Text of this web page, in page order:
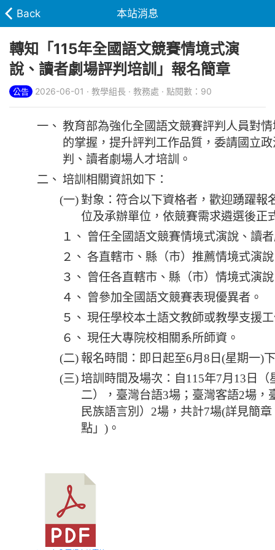
Back 本站消息
轉知「115年全國語文競賽情境式演
說、讀者劇場評判培訓」報名簡章
公告 2026-06-01 · 教學組長 · 教務處 · 點閱數：90
一、 教育部為強化全國語文競賽評判人員對
的掌握，提升評判工作品質，委請國立
判、讀者劇場人才培訓。
二、 培訓相關資訊如下：
(一)對象：符合以下資格者，歡迎踴躍報
位及承辦單位，依競賽需求遴選後正
１、 曾任全國語文競賽情境式演說、讀
２、 各直轄市、縣（市）推薦情境式演
３、 曾任各直轄市、縣（市）情境式演
４、 曾參加全國語文競賽表現優異者。
５、 現任學校本土語文教師或教學支援
６、 現任大專院校相關系所師資。
(二) 報名時間：即日起至6月8日(星期一)
(三)培訓時間及場次：自115年7月13日
二），臺灣台語3場；臺灣客語2場，
民族語言別）2場，共計7場(詳見簡
點」)。